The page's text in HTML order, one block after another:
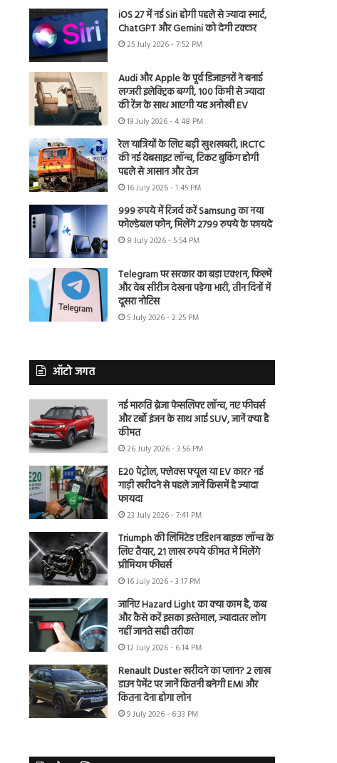
iOS 27 में नई Siri होगी पहले से ज्यादा स्मार्ट,
ChatGPT और Gemini को देगी टक्कर
25 July 2026 - 7:52 PM
Audi और Apple के पूर्व डिजाइनरों ने बनाई
लग्जरी इलेक्ट्रिक बग्गी, 100 किमी से ज्यादा
की रेंज के साथ आएगी यह अनोखी EV
19 July 2026 - 4:48 PM
रेल यात्रियों के लिए बड़ी खुशखबरी, IRCTC
की नई वेबसाइट लॉन्च, टिकट बुकिंग होगी
पहले से आसान और तेज
16 July 2026 - 1:45 PM
999 रुपये में रिजर्व करें Samsung का नया
फोल्डेबल फोन, मिलेंगे 2799 रुपये के फायदे
8 July 2026 - 5:54 PM
Telegram पर सरकार का बड़ा एक्शन, फिल्में
और वेब सीरीज देखना पड़ेगा भारी, तीन दिनों में
दूसरा नोटिस
5 July 2026 - 2:25 PM
ऑटो जगत
नई मारुति ब्रेजा फेसलिफ्ट लॉन्च, नए फीचर्स
और टर्बो इंजन के साथ आई SUV, जानें क्या है
कीमत
26 July 2026 - 3:56 PM
E20 पेट्रोल, फ्लेक्स फ्यूल या EV कार? नई
गाड़ी खरीदने से पहले जानें किसमें है ज्यादा
फायदा
23 July 2026 - 7:41 PM
Triumph की लिमिटेड एडिशन बाइक लॉन्च के
लिए तैयार, 21 लाख रुपये कीमत में मिलेंगे
प्रीमियम फीचर्स
16 July 2026 - 3:17 PM
जानिए Hazard Light का क्या काम है, कब
और कैसे करें इसका इस्तेमाल, ज्यादातर लोग
नहीं जानते सही तरीका
12 July 2026 - 6:14 PM
Renault Duster खरीदने का प्लान? 2 लाख
डाउन पेमेंट पर जानें कितनी बनेगी EMI और
कितना देना होगा लोन
9 July 2026 - 6:33 PM